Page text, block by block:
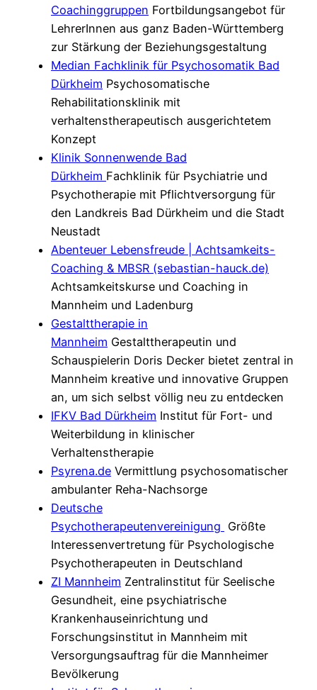
Coachinggruppen Fortbildungsangebot für
LehrerInnen aus ganz Baden-Württemberg
zur Stärkung der Beziehungsgestaltung
Median Fachklinik für Psychosomatik Bad
Dürkheim Psychosomatische
Rehabilitationsklinik mit
verhaltenstherapeutisch ausgerichtetem
Konzept
Klinik Sonnenwende Bad
Dürkheim Fachklinik für Psychiatrie und
Psychotherapie mit Pflichtversorgung für
den Landkreis Bad Dürkheim und die Stadt
Neustadt
Abenteuer Lebensfreude | Achtsamkeits-
Coaching & MBSR (sebastian-hauck.de)
Achtsamkeitskurse und Coaching in
Mannheim und Ladenburg
Gestalttherapie in
Mannheim Gestalttherapeutin und
Schauspielerin Doris Decker bietet zentral in
Mannheim kreative und innovative Gruppen
an, um sich selbst völlig neu zu entdecken
IFKV Bad Dürkheim Institut für Fort- und
Weiterbildung in klinischer
Verhaltenstherapie
Psyrena.de Vermittlung psychosomatischer
ambulanter Reha-Nachsorge
Deutsche
Psychotherapeutenvereinigung Größte
Interessenvertretung für Psychologische
Psychotherapeuten in Deutschland
ZI Mannheim Zentralinstitut für Seelische
Gesundheit, eine psychiatrische
Krankenhauseinrichtung und
Forschungsinstitut in Mannheim mit
Versorgungsauftrag für die Mannheimer
Bevölkerung